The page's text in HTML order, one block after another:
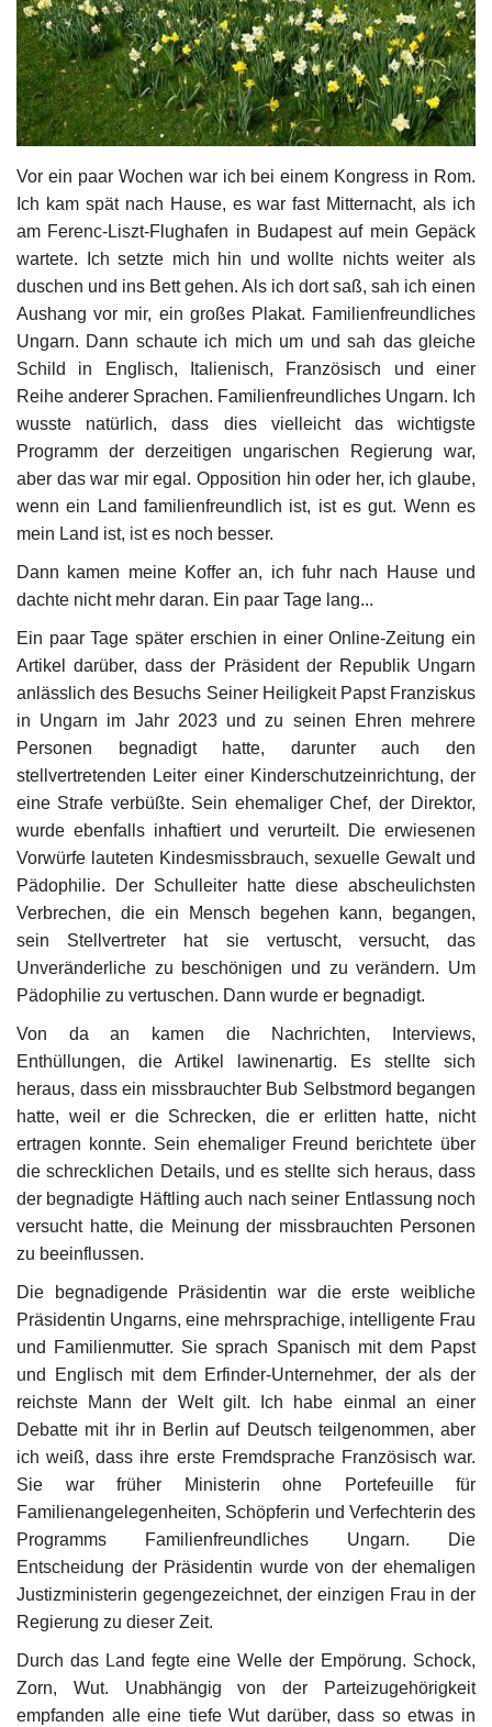
Kultur
Geschichte
Gesundheit
Wirtschaft
Kunst
Sport
Presse
Veranstaltungen
Humor
Unser Briefkasten
Galerie
Lasst uns erinnern †
Language
Magyar Deutsch English
Vor ein paar Wochen war ich bei einem Kongress in Rom.
Ich kam spät nach Hause, es war fast Mitternacht, als ich
am Ferenc-Liszt-Flughafen in Budapest auf mein Gepäck
wartete. Ich setzte mich hin und wollte nichts weiter als
duschen und ins Bett gehen. Als ich dort saß, sah ich einen
Aushang vor mir, ein großes Plakat. Familienfreundliches
Ungarn. Dann schaute ich mich um und sah das gleiche
Schild in Englisch, Italienisch, Französisch und einer
Reihe anderer Sprachen. Familienfreundliches Ungarn. Ich
wusste natürlich, dass dies vielleicht das wichtigste
Programm der derzeitigen ungarischen Regierung war,
aber das war mir egal. Opposition hin oder her, ich glaube,
wenn ein Land familienfreundlich ist, ist es gut. Wenn es
mein Land ist, ist es noch besser.
Dann kamen meine Koffer an, ich fuhr nach Hause und
dachte nicht mehr daran. Ein paar Tage lang...
Ein paar Tage später erschien in einer Online-Zeitung ein
Artikel darüber, dass der Präsident der Republik Ungarn
anlässlich des Besuchs Seiner Heiligkeit Papst Franziskus
in Ungarn im Jahr 2023 und zu seinen Ehren mehrere
Personen begnadigt hatte, darunter auch den
stellvertretenden Leiter einer Kinderschutzeinrichtung, der
eine Strafe verbüßte. Sein ehemaliger Chef, der Direktor,
wurde ebenfalls inhaftiert und verurteilt. Die erwiesenen
Vorwürfe lauteten Kindesmissbrauch, sexuelle Gewalt und
Pädophilie. Der Schulleiter hatte diese abscheulichsten
Verbrechen, die ein Mensch begehen kann, begangen,
sein Stellvertreter hat sie vertuscht, versucht, das
Unveränderliche zu beschönigen und zu verändern. Um
Pädophilie zu vertuschen. Dann wurde er begnadigt.
Von da an kamen die Nachrichten, Interviews,
Enthüllungen, die Artikel lawinenartig. Es stellte sich
heraus, dass ein missbrauchter Bub Selbstmord begangen
hatte, weil er die Schrecken, die er erlitten hatte, nicht
ertragen konnte. Sein ehemaliger Freund berichtete über
die schrecklichen Details, und es stellte sich heraus, dass
der begnadigte Häftling auch nach seiner Entlassung noch
versucht hatte, die Meinung der missbrauchten Personen
zu beeinflussen.
Die begnadigende Präsidentin war die erste weibliche
Präsidentin Ungarns, eine mehrsprachige, intelligente Frau
und Familienmutter. Sie sprach Spanisch mit dem Papst
und Englisch mit dem Erfinder-Unternehmer, der als der
reichste Mann der Welt gilt. Ich habe einmal an einer
Debatte mit ihr in Berlin auf Deutsch teilgenommen, aber
ich weiß, dass ihre erste Fremdsprache Französisch war.
Sie war früher Ministerin ohne Portefeuille für
Familienangelegenheiten, Schöpferin und Verfechterin des
Programms Familienfreundliches Ungarn. Die
Entscheidung der Präsidentin wurde von der ehemaligen
Justizministerin gegengezeichnet, der einzigen Frau in der
Regierung zu dieser Zeit.
Durch das Land fegte eine Welle der Empörung. Schock,
Zorn, Wut. Unabhängig von der Parteizugehörigkeit
empfanden alle eine tiefe Wut darüber, dass so etwas in